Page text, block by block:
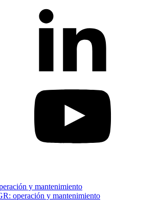
y mantenimiento
operación y mantenimiento